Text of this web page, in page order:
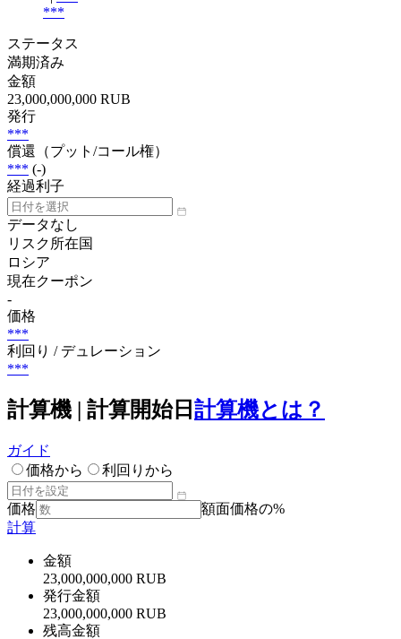
***
ステータス
満期済み
金額
23,000,000,000 RUB
発行
***
償還（プット/コール権）
*** (-)
経過利子
データなし
リスク所在国
ロシア
現在クーポン
-
価格
***
利回り / デュレーション
***
計算機 | 計算開始日 計算機とは？
ガイド
価格から
利回りから
価格
額面価格の%
計算
金額
23,000,000,000 RUB
発行金額
23,000,000,000 RUB
残高金額